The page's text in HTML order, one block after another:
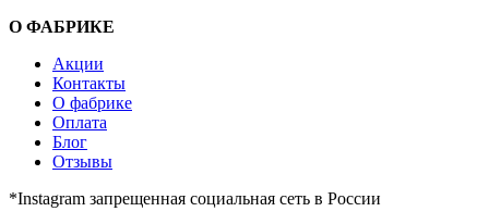
О ФАБРИКЕ
Акции
Контакты
О фабрике
Оплата
Блог
Отзывы
*Instagram запрещенная социальная сеть в России